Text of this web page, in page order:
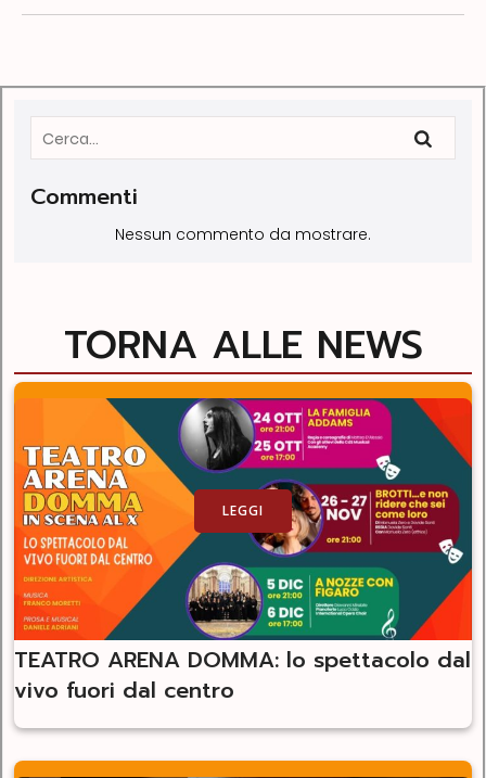
Commenti
Nessun commento da mostrare.
TORNA ALLE NEWS
LEGGI
TEATRO ARENA DOMMA: lo spettacolo dal
vivo fuori dal centro